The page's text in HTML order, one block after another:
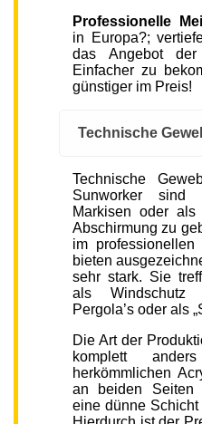
Professionelle
in Europa?;
das Angebot der
Einfacher zu
günstiger im Preis!
Technische
Technische
Sunworker sind
Markisen oder als
Abschirmung zu
im
bieten
sehr stark. Sie
als
Pergola’s oder als
Die Art der
komplett
herkömmlichen
an beiden Seiten
eine dünne